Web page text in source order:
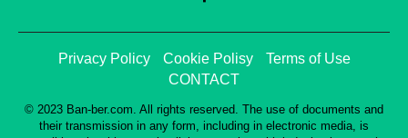
Privacy Policy Cookie Polisy
Terms of Use
CONTACT
© 2023 Ban-ber.com. All rights reserved. The use of documents and
their transmission in any form, including in electronic media, is